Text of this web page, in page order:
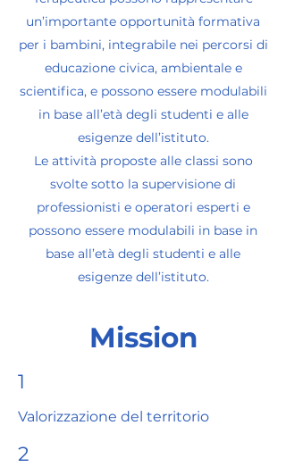
un’importante opportunità formativa
per i bambini, integrabile nei percorsi di
educazione civica, ambientale e
scientifica, e possono essere modulabili
in base all’età degli studenti e alle
esigenze dell’istituto.
Le attività proposte alle classi sono
svolte sotto la supervisione di
professionisti e operatori esperti e
possono essere modulabili in base in
base all’età degli studenti e alle
esigenze dell’istituto.
Mission
1
Valorizzazione del territorio
2